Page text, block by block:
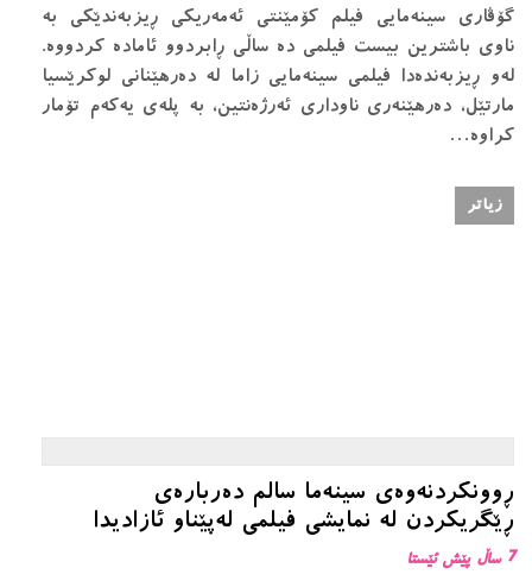
گۆڤارى سينەمايى فيلم كۆمێنتى ئەمەريكى ڕيزبەندێكى بە
ناوى باشترين بيست فيلمى دە ساڵى ڕابردوو ئامادە كردووە.
لەو ڕيزبەندەدا فيلمى سينەمايى زاما له دەرهێنانى لوكرێسيا
مارتێل، دەرهێنەرى ناودارى ئەرژەنتين، بە پلەى يەكەم تۆمار
كراوە…
زیاتر
ڕوونکردنەوەی سینەما سالم دەربارەی
ڕێگریکردن لە نمایشی فیلمی لەپێناو ئازادیدا
7 ساڵ پێش ئێستا